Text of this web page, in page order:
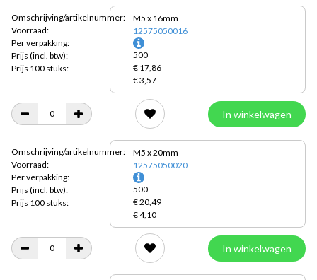
Omschrijving/artikelnummer:
Voorraad:
Per verpakking:
Prijs (incl. btw):
Prijs 100 stuks:
M5 x 16mm
12575050016
500
€ 17,86
€ 3,57
In winkelwagen
Omschrijving/artikelnummer:
Voorraad:
Per verpakking:
Prijs (incl. btw):
Prijs 100 stuks:
M5 x 20mm
12575050020
500
€ 20,49
€ 4,10
In winkelwagen